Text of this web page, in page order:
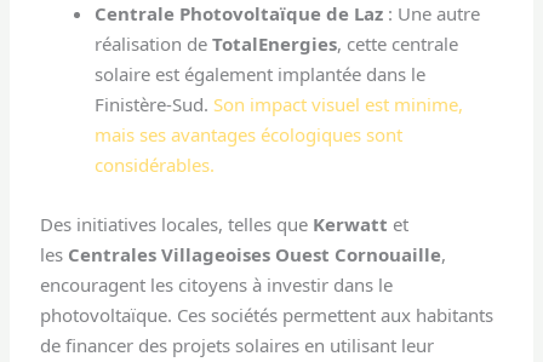
Centrale Photovoltaïque de Laz : Une autre
réalisation deTotalEnergies, cette centrale
solaire est également implantée dans le
Finistère-Sud. Son impact visuel est minime,
mais ses avantages écologiques sont
considérables.
Des initiatives locales, telles que Kerwatt et
les Centrales Villageoises Ouest Cornouaille,
encouragent les citoyens à investir dans le
photovoltaïque. Ces sociétés permettent aux habitants
de financer des projets solaires en utilisant leur